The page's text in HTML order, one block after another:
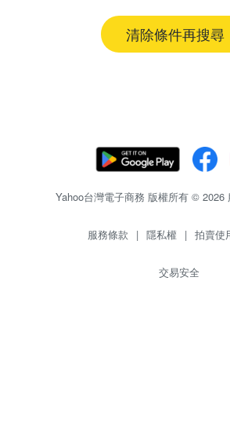
清除條件再搜尋
Yahoo台灣電子商務 版權所有 © 2026
服務條款 | 隱私權 | 拍賣使
交易安全